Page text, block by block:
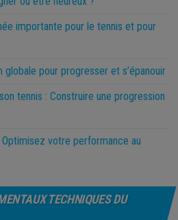
importante pour le tennis et pour
globale pour progresser et s’épanouir
tennis : Construire une progression
votre performance au
TECHNIQUES DU